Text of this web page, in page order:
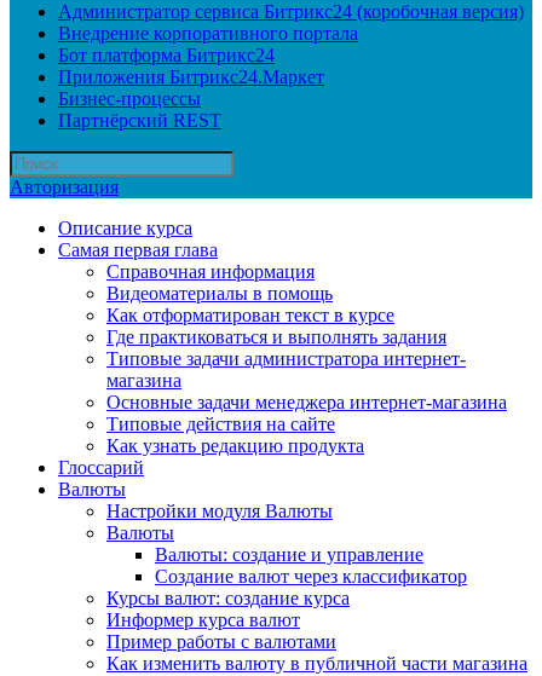
Администратор сервиса Битрикс24 (коробочная версия)
Внедрение корпоративного портала
Бот платформа Битрикс24
Приложения Битрикс24.Маркет
Бизнес-процессы
Партнёрский REST
Авторизация
Описание курса
Самая первая глава
Справочная информация
Видеоматериалы в помощь
Как отформатирован текст в курсе
Где практиковаться и выполнять задания
Типовые задачи администратора интернет-
магазина
Основные задачи менеджера интернет-магазина
Типовые действия на сайте
Как узнать редакцию продукта
Глоссарий
Валюты
Настройки модуля Валюты
Валюты
Валюты: создание и управление
Создание валют через классификатор
Курсы валют: создание курса
Информер курса валют
Пример работы с валютами
Как изменить валюту в публичной части магазина